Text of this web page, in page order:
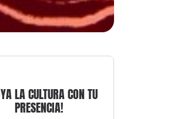
LA CULTURA CON TU
PRESENCIA!